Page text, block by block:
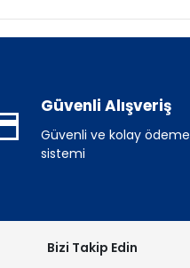
Güvenli Alışveriş
Güvenli ve kolay ödeme
sistemi
Bizi Takip Edin